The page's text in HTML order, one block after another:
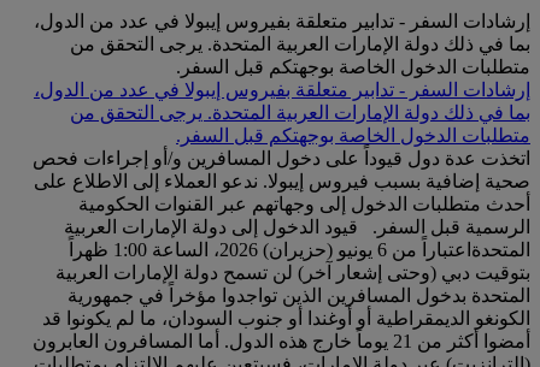
إرشادات السفر - تدابير متعلقة بفيروس إيبولا في عدد من الدول،
بما في ذلك دولة الإمارات العربية المتحدة. يرجى التحقق من
متطلبات الدخول الخاصة بوجهتكم قبل السفر.
إرشادات السفر - تدابير متعلقة بفيروس إيبولا في عدد من الدول،
بما في ذلك دولة الإمارات العربية المتحدة. يرجى التحقق من
متطلبات الدخول الخاصة بوجهتكم قبل السفر.
اتخذت عدة دول قيوداً على دخول المسافرين و/أو إجراءات فحص
صحية إضافية بسبب فيروس إيبولا. ندعو العملاء إلى الاطلاع على
أحدث متطلبات الدخول إلى وجهاتهم عبر القنوات الحكومية
الرسمية قبل السفر. قيود الدخول إلى دولة الإمارات العربية
المتحدةاعتباراً من 6 يونيو (حزيران) 2026، الساعة 1:00 ظهراً
بتوقيت دبي (وحتى إشعار آخر) لن تسمح دولة الإمارات العربية
المتحدة بدخول المسافرين الذين تواجدوا مؤخراً في جمهورية
الكونغو الديمقراطية أو أوغندا أو جنوب السودان، ما لم يكونوا قد
أمضوا أكثر من 21 يوماً خارج هذه الدول. أما المسافرون العابرون